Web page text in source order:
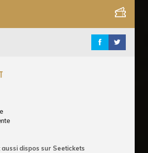
dispos sur Seetickets